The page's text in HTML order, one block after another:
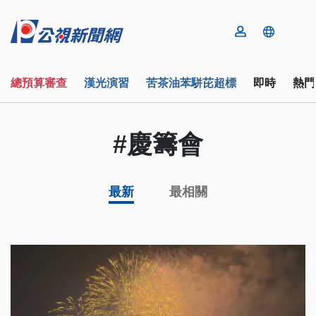
總預算審查 漢光演習 苦茶油苯駢芘超標 即時 熱
#慶籌會
最新 最相關